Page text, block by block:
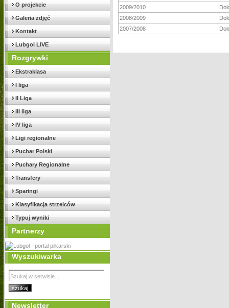
O projekcie
Galeria zdjęć
Kontakt
Lubgol LIVE
Rozgrywki
Ekstraklasa
I liga
II Liga
III liga
IV liga
Ligi regionalne
Puchar Polski
Puchary Regionalne
Transfery
Sparingi
Klasyfikacja strzelców
Typuj wyniki
Partnerzy
Wyszukiwarka
Newsletter
2009/2010
2008/2009
2007/2008